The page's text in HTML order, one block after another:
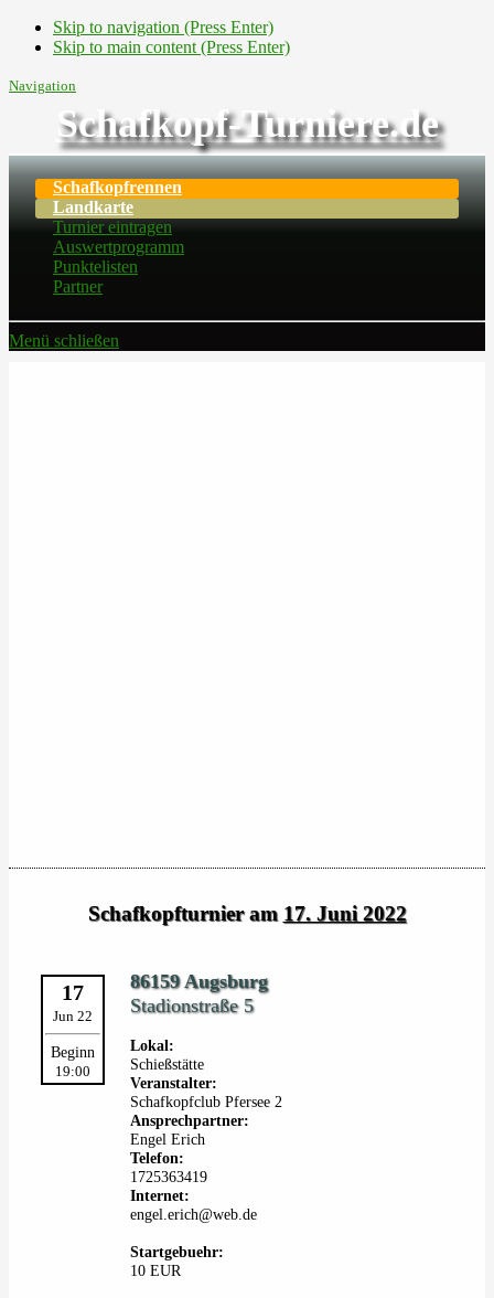
Skip to navigation (Press Enter)
Skip to main content (Press Enter)
Navigation
Schafkopf-Turniere.de
Schafkopfrennen
Landkarte
Turnier eintragen
Auswertprogramm
Punktelisten
Partner
Menü schließen
Schafkopfturnier am 17. Juni 2022
17
Jun 22
Beginn
19:00
86159 Augsburg
Stadionstraße 5
Lokal:
Schießstätte
Veranstalter:
Schafkopfclub Pfersee 2
Ansprechpartner:
Engel Erich
Telefon:
1725363419
Internet:
engel.erich@web.de
Startgebuehr:
10 EUR